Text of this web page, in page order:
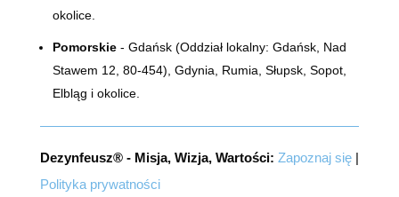
okolice.
Pomorskie- Gdańsk (Oddział lokalny: Gdańsk, Nad
Stawem 12, 80-454), Gdynia, Rumia, Słupsk, Sopot,
Elbląg i okolice.
Dezynfeusz® - Misja, Wizja, Wartości: Zapoznaj się|
Polityka prywatności